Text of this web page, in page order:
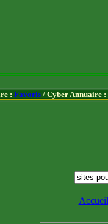
: Favoris / Cyber Annuaire :
Accueil